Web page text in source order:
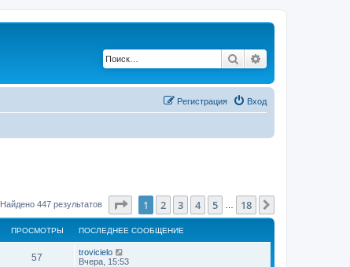
Поиск
Вход
Регистрация
Найдено 447 результатов Страница1 из 18
1 2 3 4 5 18
ПРОСМОТРЫ ПОСЛЕДНЕЕ СООБЩЕНИЕ
57
trovicielo
Вчера, 15:53